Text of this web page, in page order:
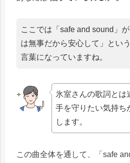
ここでは「safe and sound」
は無事だから安心して」とい
言葉になっていますね。
氷室さんの歌詞とは
手を守りたい気持ち
します。
この曲全体を通して、「safe